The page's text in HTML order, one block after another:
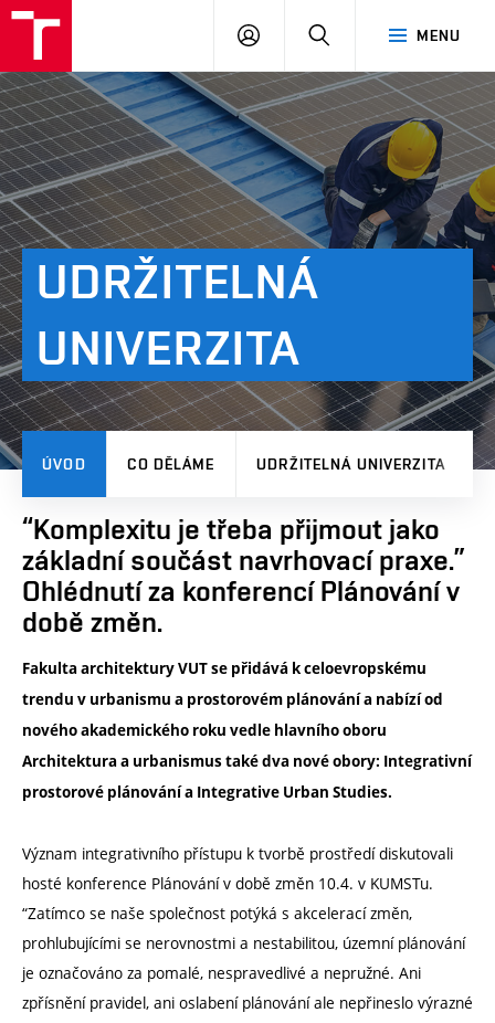
MENU
PŘIHLÁSIT
UDRŽITELNÁ
UNIVERZITA
ÚVOD CO DĚLÁME UDRŽITELNÁ UNIVERZITA
“Komplexitu je třeba přijmout jako
základní součást navrhovací praxe.”
Ohlédnutí za konferencí Plánování v
době změn.
Fakulta architektury VUT se přidává k celoevropskému
trendu v urbanismu a prostorovém plánování a nabízí od
nového akademického roku vedle hlavního oboru
Architektura a urbanismus také dva nové obory: Integrativní
prostorové plánování a Integrative Urban Studies.
Význam integrativního přístupu k tvorbě prostředí diskutovali
hosté konference Plánování v době změn 10.4. v KUMSTu.
“Zatímco se naše společnost potýká s akcelerací změn,
prohlubujícími se nerovnostmi a nestabilitou, územní plánování
je označováno za pomalé, nespravedlivé a nepružné. Ani
zpřísnění pravidel, ani oslabení plánování ale nepřineslo výrazné